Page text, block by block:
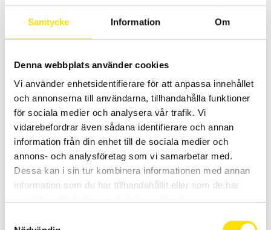
Samtycke Information Om
Denna webbplats använder cookies
Vi använder enhetsidentifierare för att anpassa innehållet
och annonserna till användarna, tillhandahålla funktioner
för sociala medier och analysera vår trafik. Vi
vidarebefordrar även sådana identifierare och annan
information från din enhet till de sociala medier och
annons- och analysföretag som vi samarbetar med.
Dessa kan i sin tur kombinera informationen med annan
information som du har tillhandahållit eller som de har
CA6511 & CA6513, 500 / 1000 V
Analoga isolationsprovare med kompakta mått för fältbruk.
6,960.00kr– 8,190.00krPrisintervall:
6,960.00 kr
till
8,190.00 kr
LÄS MER